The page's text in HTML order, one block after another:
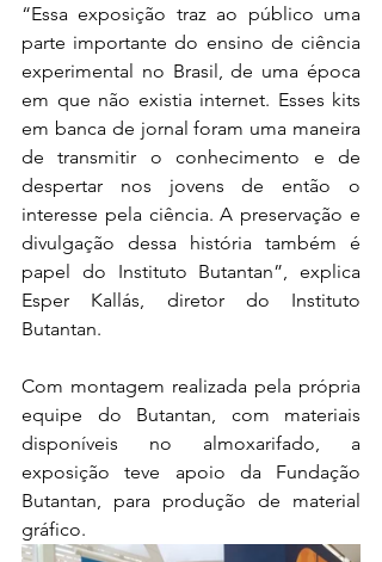
“Essa exposição traz ao público uma
parte importante do ensino de ciência
experimental no Brasil, de uma época
em que não existia internet. Esses kits
em banca de jornal foram uma maneira
de transmitir o conhecimento e de
despertar nos jovens de então o
interesse pela ciência. A preservação e
divulgação dessa história também é
papel do Instituto Butantan”, explica
Esper Kallás, diretor do Instituto
Butantan.
Com montagem realizada pela própria
equipe do Butantan, com materiais
disponíveis no almoxarifado, a
exposição teve apoio da Fundação
Butantan, para produção de material
gráfico.